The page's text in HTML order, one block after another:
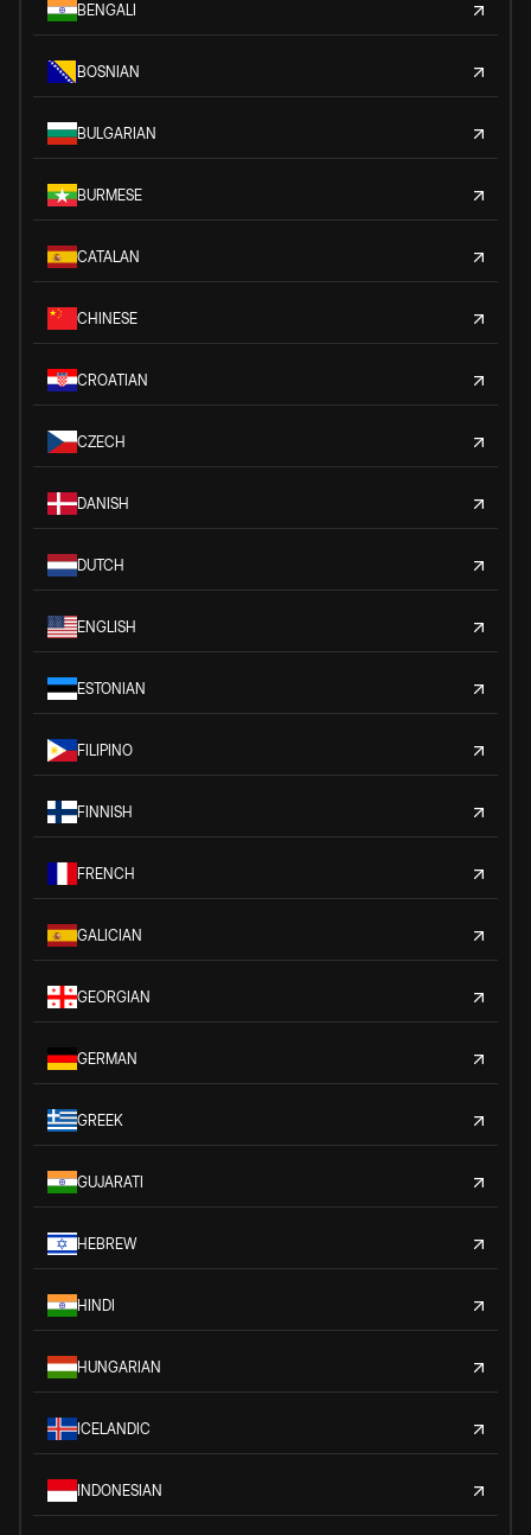
BENGALI
BOSNIAN
BULGARIAN
BURMESE
CATALAN
CHINESE
CROATIAN
CZECH
DANISH
DUTCH
ENGLISH
ESTONIAN
FILIPINO
FINNISH
FRENCH
GALICIAN
GEORGIAN
GERMAN
GREEK
GUJARATI
HEBREW
HINDI
HUNGARIAN
ICELANDIC
INDONESIAN